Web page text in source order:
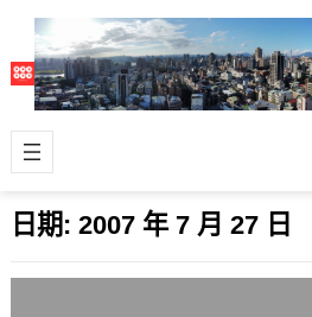
日期: 2007 年 7 月 27 日